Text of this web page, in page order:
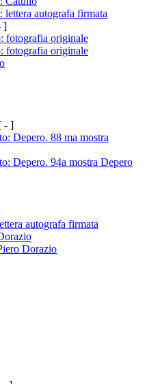
autografa firmata
]
fotografia originale
fotografia originale
- ]
Depero. 88 ma mostra
Depero. 94a mostra Depero
autografa firmata
Dorazio